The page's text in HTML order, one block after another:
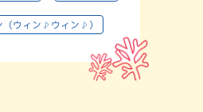
（ウィン♪ウィン♪）